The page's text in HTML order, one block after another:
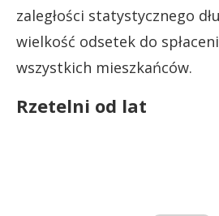
zaległości statystycznego
wielkość odsetek do
wszystkich mieszkańców.
Rzetelni od lat